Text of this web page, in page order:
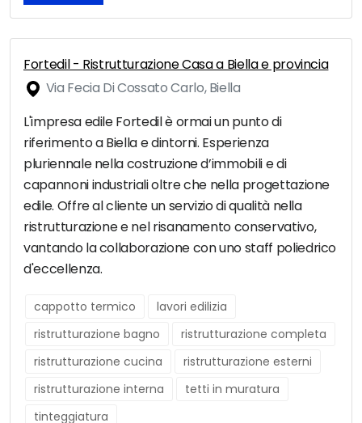
Fortedil - Ristrutturazione Casa a Biella e provincia
Via Fecia Di Cossato Carlo, Biella
L'impresa edile Fortedil è ormai un punto di
riferimento a Biella e dintorni. Esperienza
pluriennale nella costruzione d’immobili e di
capannoni industriali oltre che nella progettazione
edile. Offre al cliente un servizio di qualità nella
ristrutturazione e nel risanamento conservativo,
vantando la collaborazione con uno staff poliedrico
d'eccellenza.
cappotto termico
lavori edilizia
ristrutturazione bagno
ristrutturazione completa
ristrutturazione cucina
ristrutturazione esterni
ristrutturazione interna
tetti in muratura
tinteggiatura